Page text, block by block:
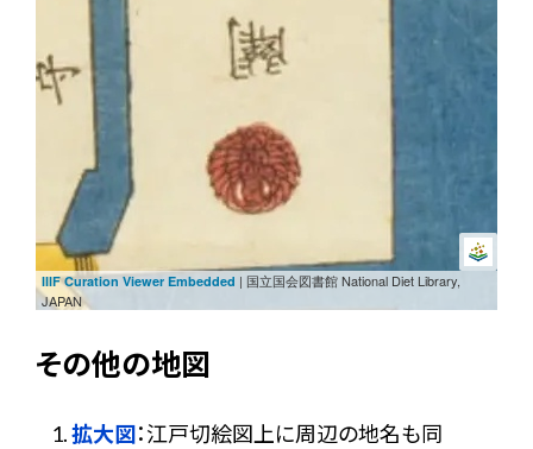
IIIF Curation Viewer Embedded | 国立国会図書館 National Diet Library,
JAPAN
その他の地図
拡大図：江戸切絵図上に周辺の地名も同